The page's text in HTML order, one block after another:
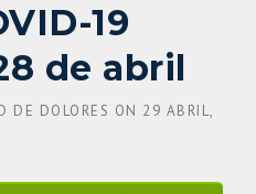
19
de abril
DE DOLORES ON 29 ABRIL,